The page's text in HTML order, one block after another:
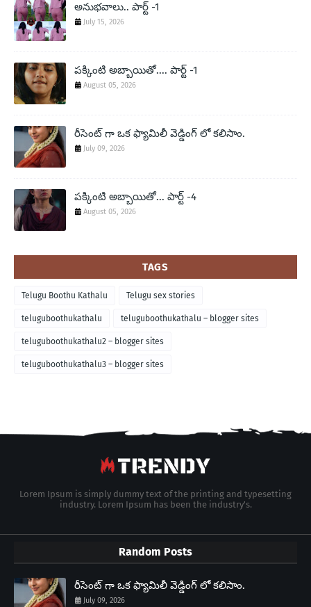
అనుభవాలు.. పార్ట్ -1
July 15, 2026
పక్కింటి అబ్బాయితో.... పార్ట్ -1
August 05, 2026
రీసెంట్ గా ఒక ఫ్యామిలీ వెడ్డింగ్ లో కలిసాం.
July 09, 2026
పక్కింటి అబ్బాయితో... పార్ట్ -4
August 05, 2026
TAGS
Telugu Boothu Kathalu Telugu sex stories
teluguboothukathalu teluguboothukathalu – blogger sites
teluguboothukathalu2 – blogger sites
teluguboothukathalu3 – blogger sites
Lorem Ipsum is simply dummy text of the printing and typesetting
industry. Lorem Ipsum has been the industry's.
Random Posts
రీసెంట్ గా ఒక ఫ్యామిలీ వెడ్డింగ్ లో కలిసాం.
July 09, 2026